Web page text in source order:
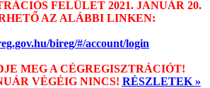
FELÜLET 2021. JANUÁR 20.
AZ ALÁBBI LINKEN:
bireg/#/account/login
MEG A CÉGREGISZTRÁCIÓT!
VÉGÉIG NINCS! RÉSZLETEK »